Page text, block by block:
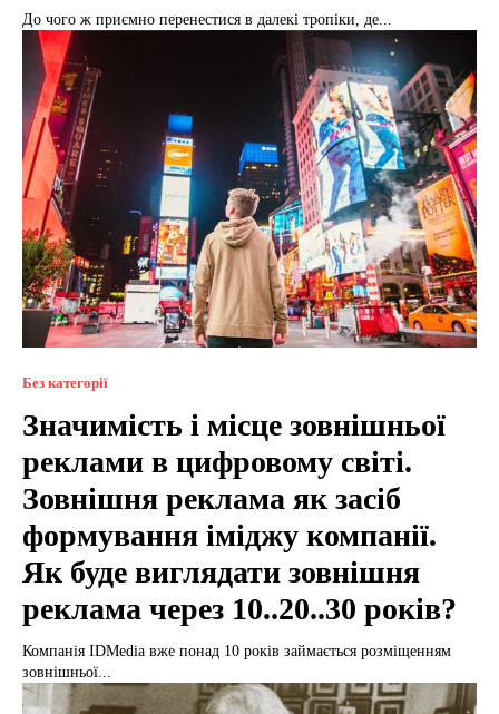
До чого ж приємно перенестися в далекі тропіки, де...
Без категорії
Значимість і місце зовнішньої
реклами в цифровому світі.
Зовнішня реклама як засіб
формування іміджу компанії.
Як буде виглядати зовнішня
реклама через 10..20..30 років?
Компанія IDMedia вже понад 10 років займається розміщенням
зовнішньої...